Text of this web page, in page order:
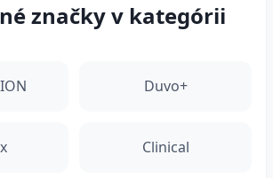
značky v kategórii
Duvo+
Clinical